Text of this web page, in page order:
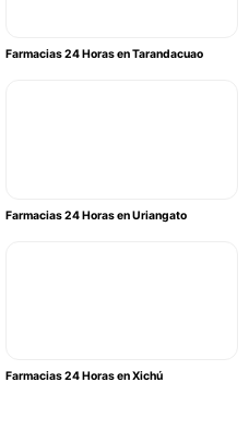
Farmacias 24 Horas en Tarandacuao
Farmacias 24 Horas en Uriangato
Farmacias 24 Horas en Xichú